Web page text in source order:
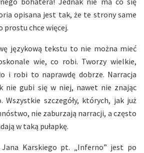
opisana jest tak, że te strony same
prostu chce więcej.
językową tekstu to nie można mieć
wie, co robi. Tworzy wielkie,
i robi to naprawdę dobrze. Narracja
nie gubi się w niej, nawet nie znając
Wszystkie szczegóły, których, jak już
nie zaburzają narracji, a często
w taką pułapkę.
Karskiego pt. „Inferno” jest po